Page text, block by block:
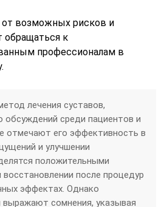
возможных рисков и
обращаться к
профессионалам в
лечения суставов,
среди пациентов и
отмечают его эффективность в
и улучшении
положительными
после процедур
эффектах. Однако
сомнения, указывая